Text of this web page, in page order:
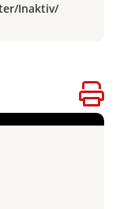
/Inaktiv/